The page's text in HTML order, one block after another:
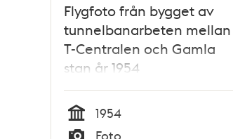
Flygfoto från bygget av
tunnelbanarbeten mellan
T-Centralen och Gamla
stan år 1954
Tid
1954
Foto